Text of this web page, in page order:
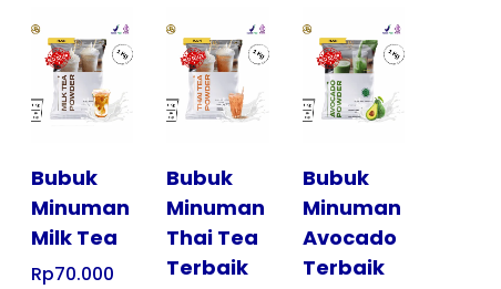
Tampilkan
Bubuk
Minuman
Milk Tea
Rp70.000
Tampilkan
Bubuk
Minuman
Thai Tea
Terbaik
Tampilkan
Bubuk
Minuman
Avocado
Terbaik